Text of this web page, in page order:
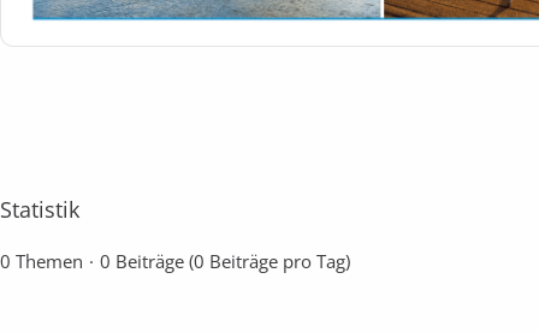
Statistik
0 Themen 0 Beiträge (0 Beiträge pro Tag)